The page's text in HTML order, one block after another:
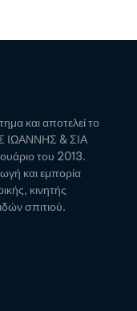
και αποτελεί το
ΙΩΑΝΝΗΣ & ΣΙΑ
του 2013.
και εμπορία
κινητής
σπιτιού.